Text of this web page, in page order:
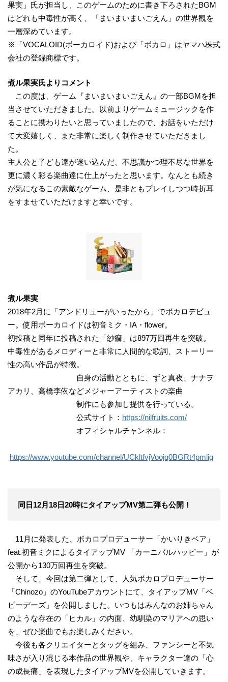
果実」氏が担当し、このゲームのために書き下ろされたBGM
はどれも中毒性が高く、「まいまいまいごえん」の世界観を
一層深めています。
※「VOCALOID(ボーカロイド)および「ボカロ」はヤマハ株式
会社の登録商標です。
煮ル果実氏よりコメント
この度は、ゲーム『まいまいまいごえん』の一部BGMを担
当させていただきました。以前よりゲームミュージックを作
ることに携わりたいと思っていましたので、お話をいただけ
て大変嬉しく、また非常に楽しく制作させていただきまし
た。
主人公と子ども達が迷い込んだ、不思議かつ理不尽な世界を
更に濃く彩る楽曲達に仕上がったと思います。なんとも続き
が気になるこの素敵なゲーム、是非ともプレイしつつ時折耳
をすませていただけますと幸いです。
煮ル果実
2018年2月に「アンドリューがいったから」でボカロデビュ
ー。使用ボーカロイドは初音ミク・IA・flower。
初投稿と同年に投稿された「紗痲」は897万回再生を突破。
中毒性があるメロディーと非常に人間的な歌詞、ストーリー
性の高い作品が特徴。
自身の活動とともに、ずと真夜、ナナヲ
アカリ、高橋李依などメジャーアーティストの楽曲
制作にも参加し提供を行っている。
公式サイト： https://nilfruits.com/
オフィシャルチャンネル：
https://www.youtube.com/channel/UCkltfvjVoojq0BGRt4pmlig
同日12月18日20時にタイアップMV第二弾も公開！
11月に発表した、ボカロプロデューサー「かいりきベア」
feat.初音ミクによるタイアップMV 「カーニバルハッピー」が
公開から130万回再生を突破。
そして、今回は第二弾として、人気ボカロプロデューサー
「Chinozo」のYouTubeアカウントにて、タイアップMV「ベ
ビーデーズ」を公開しました。いつもはみんなのお姉ちゃん
のような存在の「ヒカル」の内面、幼馴染のマリアへの思い
を、ぜひ楽曲でもお楽しみください。
今後も各クリエイターとタッグを組み、ファンシーと不気
味さが入り混じる本作品の世界観や、キャラクター達の「心
の成長痛」を表現したタイアップMVを公開していきます。